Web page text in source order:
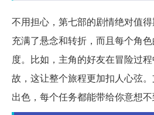
不用担心，第七部的剧情绝对值
充满了悬念和转折，而且每个角
度。比如，主角的好友在冒险过
故，这让整个旅程更加扣人心弦
出色，每个任务都能带给你意想不